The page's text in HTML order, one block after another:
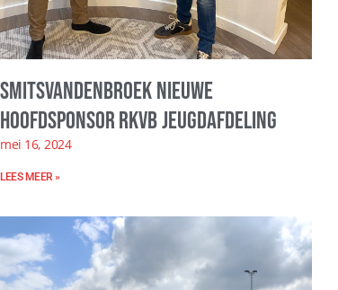
SmitsVandenBroek nieuwe
hoofdsponsor RKVB jeugdafdeling
mei 16, 2024
LEES MEER »